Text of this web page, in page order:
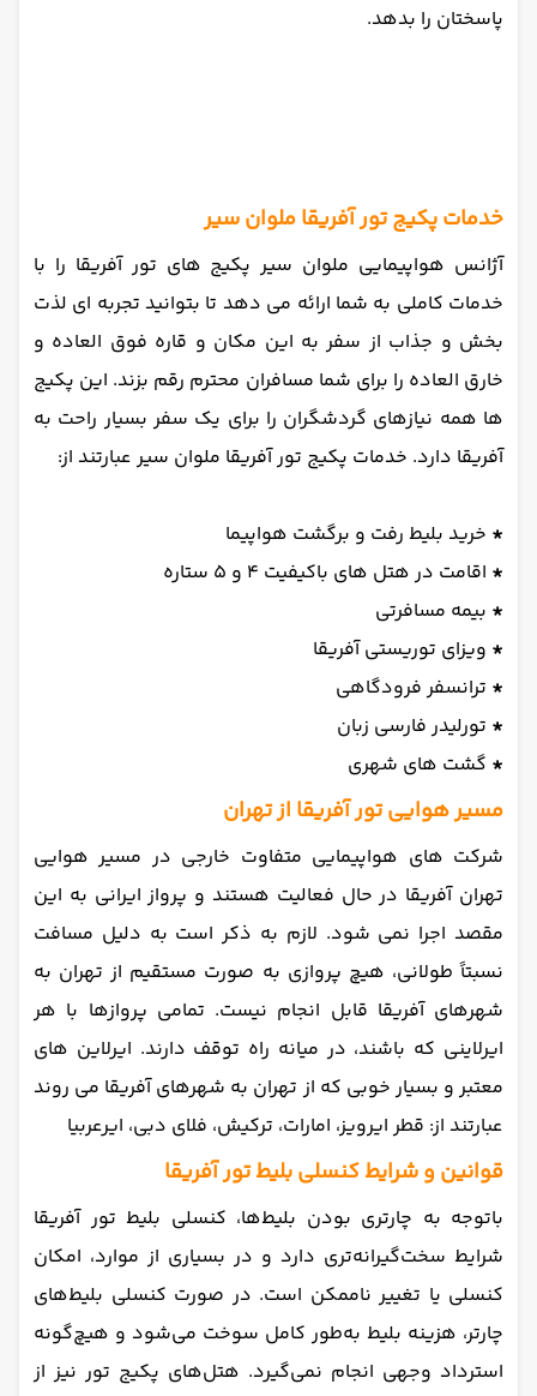
پاسختان را بدهد.
خدمات پکیج تور آفریقا ملوان سیر
آژانس هواپیمایی ملوان سیر پکیج های تور آفریقا را با
خدمات کاملی به شما ارائه می دهد تا بتوانید تجربه ای لذت
بخش و جذاب از سفر به این مکان و قاره فوق العاده و
خارق العاده را برای شما مسافران محترم رقم بزند. این پکیج
ها همه نیازهای گردشگران را برای یک سفر بسیار راحت به
آفریقا دارد. خدمات پکیج تور آفریقا ملوان سیر عبارتند از:
* خرید بلیط رفت و برگشت هواپیما
* اقامت در هتل های با‌کیفیت 4 و 5 ستاره
* بیمه مسافرتی
* ویزای توریستی آفریقا
* ترانسفر فرودگاهی
* تورلیدر فارسی زبان
* گشت های شهری
مسیر هوایی تور آفریقا از تهران
شرکت های هواپیمایی متفاوت خارجی در مسیر هوایی
تهران آفریقا در حال فعالیت هستند و پرواز ایرانی به این
مقصد اجرا نمی شود. لازم به ذکر است به دلیل مسافت
نسبتاً طولانی، هیچ پروازی به صورت مستقیم از تهران به
شهرهای آفریقا قابل انجام نیست. تمامی پروازها با هر
ایرلاینی که باشند، در میانه راه توقف دارند. ایرلاین های
معتبر و بسیار خوبی که از تهران به شهرهای آفریقا می روند
عبارتند از: قطر ایرویز، امارات، ترکیش، فلای دبی، ایرعربیا
قوانین و شرایط کنسلی بلیط تور آفریقا
با‌توجه‌ به چارتری بودن بلیط‌ها، کنسلی بلیط تور آفریقا
شرایط سخت‌گیرانه‌تری دارد و در بسیاری از موارد، امکان
کنسلی یا تغییر ناممکن است. در صورت کنسلی بلیط‌های
چارتر، هزینه بلیط به‌طور کامل سوخت می‌شود و هیچ‌گونه
استرداد وجهی انجام نمی‌گیرد. هتل‌های پکیج‌ تور نیز از